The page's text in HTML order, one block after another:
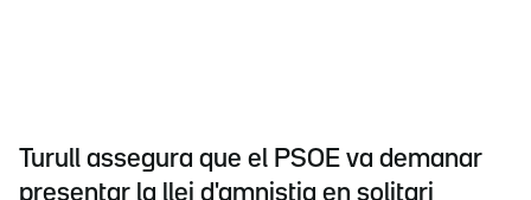
Turull assegura que el PSOE va demanar
presentar la llei d'amnistia en solitari